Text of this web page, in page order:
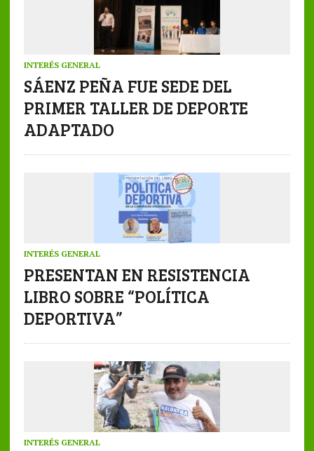
INTERÉS GENERAL
SÁENZ PEÑA FUE SEDE DEL
PRIMER TALLER DE DEPORTE
ADAPTADO
INTERÉS GENERAL
PRESENTAN EN RESISTENCIA
LIBRO SOBRE “POLÍTICA
DEPORTIVA”
INTERÉS GENERAL